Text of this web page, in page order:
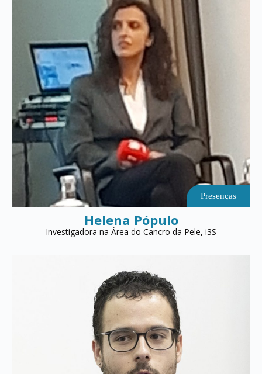
Presenças
Helena Pópulo
Investigadora na Área do Cancro da Pele, i3S